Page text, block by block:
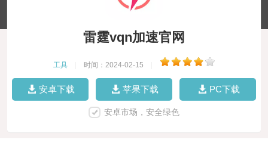
雷霆vqn加速官网
工具 时间：2024-02-15
安卓下载 苹果下载 PC下载
安卓市场，安全绿色